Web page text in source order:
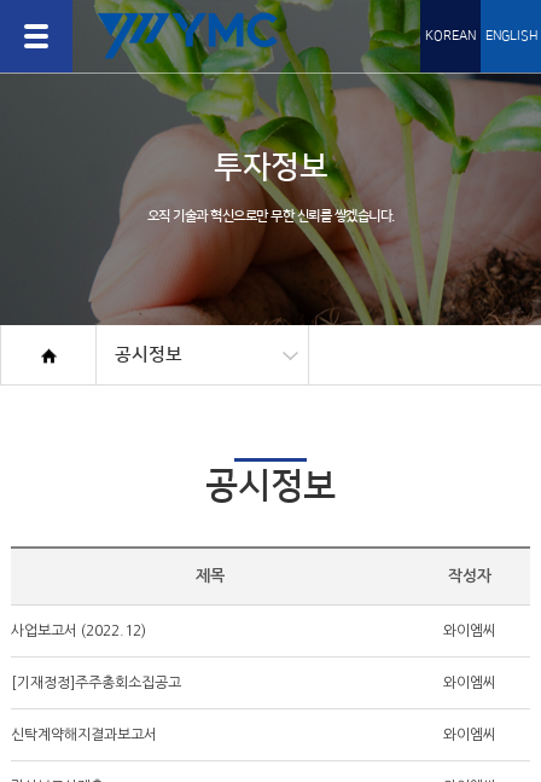
KOREAN ENGLISH
투자정보
오직 기술과 혁신으로만 무한 신뢰를 쌓겠습니다.
공시정보
공시정보
제목 작성자
사업보고서 (2022.12) 와이엠씨
[기재정정]주주총회소집공고 와이엠씨
신탁계약해지결과보고서 와이엠씨